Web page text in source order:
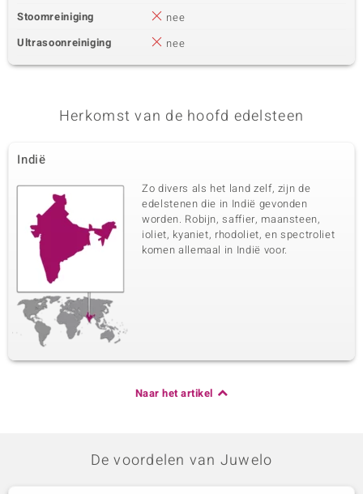
Stoomreiniging
nee
Ultrasoonreiniging
nee
Herkomst van de hoofd edelsteen
Indië
Zo divers als het land zelf, zijn de
edelstenen die in Indië gevonden
worden. Robijn, saffier, maansteen,
ioliet, kyaniet, rhodoliet, en spectroliet
komen allemaal in Indië voor.
Naar het artikel
De voordelen van Juwelo